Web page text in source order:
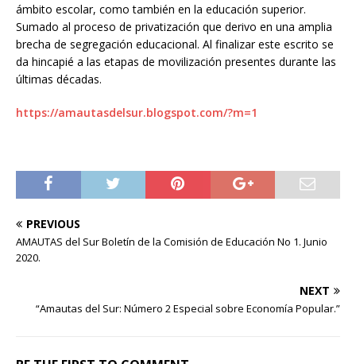
ámbito escolar, como también en la educación superior.
Sumado al proceso de privatización que derivo en una amplia
brecha de segregación educacional. Al finalizar este escrito se
da hincapié a las etapas de movilización presentes durante las
últimas décadas.
https://amautasdelsur.blogspot.com/?m=1
PREVIOUS
AMAUTAS del Sur Boletín de la Comisión de Educación No 1. Junio
2020.
NEXT
“Amautas del Sur: Número 2 Especial sobre Economía Popular.”